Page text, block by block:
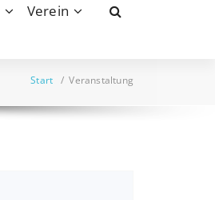
Verein
Start /Veranstaltung